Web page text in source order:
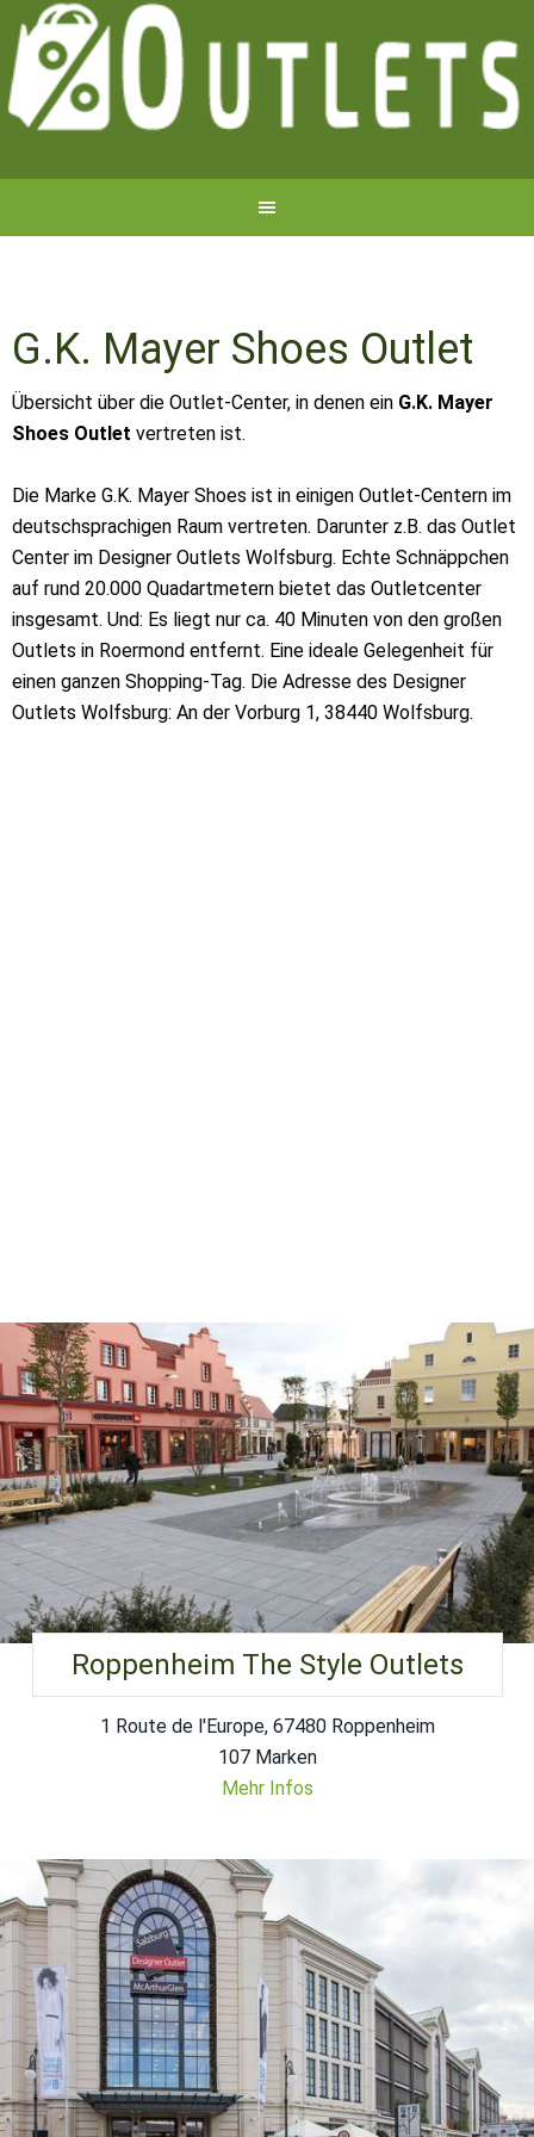
G.K. Mayer Shoes Outlet
Übersicht über die Outlet-Center, in denen ein G.K. Mayer
Shoes Outlet vertreten ist.
Die Marke G.K. Mayer Shoes ist in einigen Outlet-Centern im
deutschsprachigen Raum vertreten. Darunter z.B. das Outlet
Center im Designer Outlets Wolfsburg. Echte Schnäppchen
auf rund 20.000 Quadartmetern bietet das Outletcenter
insgesamt. Und: Es liegt nur ca. 40 Minuten von den großen
Outlets in Roermond entfernt. Eine ideale Gelegenheit für
einen ganzen Shopping-Tag. Die Adresse des Designer
Outlets Wolfsburg: An der Vorburg 1, 38440 Wolfsburg.
Roppenheim The Style Outlets
1 Route de l'Europe, 67480 Roppenheim
107 Marken
Mehr Infos